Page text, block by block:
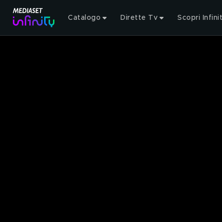
Catalogo Dirette Tv Scopri